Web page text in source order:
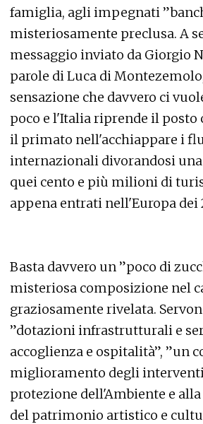
famiglia, agli impegnati
misteriosamente preclusa. A
messaggio inviato da Giorgio
parole di Luca di
sensazione che davvero ci
poco e l'Italia riprende il posto
il primato nell'acchiappare i
internazionali divorandosi
quei cento e più milioni di
appena entrati nell'Europa dei
Basta davvero un ”poco di
misteriosa composizione nel
graziosamente rivelata.
”dotazioni infrastrutturali e
accoglienza e ospitalità”, ”un
miglioramento degli
protezione dell'Ambiente e
del patrimonio artistico e